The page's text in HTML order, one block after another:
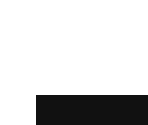
Super Green Pass:
necessario per